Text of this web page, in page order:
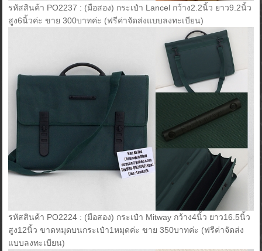
รหัสสินค้า PO2237 : (มือสอง) กระเป๋า Lancel กว้าง2.2นิ้ว ยาว9.2นิ้ว
สูง6นิ้วค่ะ ขาย 300บาทค่ะ (ฟรีค่าจัดส่งแบบลงทะเบียน)
รหัสสินค้า PO2224 : (มือสอง) กระเป๋า Mitway กว้าง4นิ้ว ยาว16.5นิ้ว
สูง12นิ้ว ขาดหมุดบนกระเป๋า1หมุดค่ะ ขาย 350บาทค่ะ (ฟรีค่าจัดส่ง
แบบลงทะเบียน)